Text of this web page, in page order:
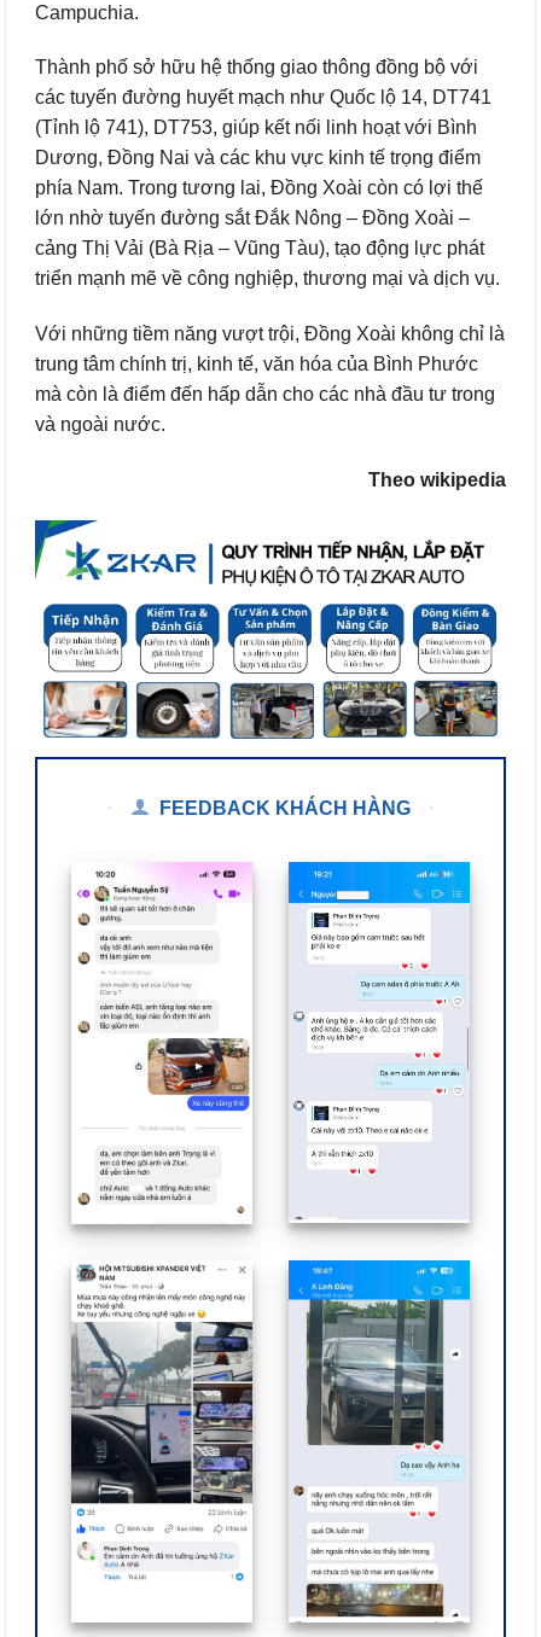
Campuchia.
Thành phố sở hữu hệ thống giao thông đồng bộ với
các tuyến đường huyết mạch như Quốc lộ 14, DT741
(Tỉnh lộ 741), DT753, giúp kết nối linh hoạt với Bình
Dương, Đồng Nai và các khu vực kinh tế trọng điểm
phía Nam. Trong tương lai, Đồng Xoài còn có lợi thế
lớn nhờ tuyến đường sắt Đắk Nông – Đồng Xoài –
cảng Thị Vải (Bà Rịa – Vũng Tàu), tạo động lực phát
triển mạnh mẽ về công nghiệp, thương mại và dịch vụ.
Với những tiềm năng vượt trội, Đồng Xoài không chỉ là
trung tâm chính trị, kinh tế, văn hóa của Bình Phước
mà còn là điểm đến hấp dẫn cho các nhà đầu tư trong
và ngoài nước.
Theo wikipedia
FEEDBACK KHÁCH HÀNG